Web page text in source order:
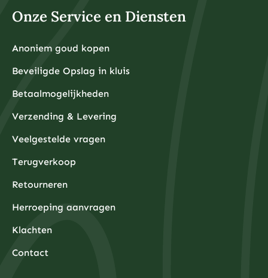
Onze Service en Diensten
Anoniem goud kopen
Beveiligde Opslag in kluis
Betaalmogelijkheden
Verzending & Levering
Veelgestelde vragen
Terugverkoop
Retourneren
Herroeping aanvragen
Klachten
Contact